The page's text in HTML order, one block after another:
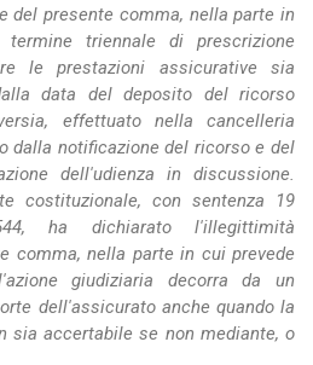
presente comma, nella parte in
triennale di prescrizione
le prestazioni assicurative sia
data del deposito del ricorso
effettuato nella cancelleria
dalla notificazione del ricorso e del
dell'udienza in discussione.
costituzionale, con sentenza 19
ha dichiarato l'illegittimità
comma, nella parte in cui prevede
giudiziaria decorra da un
dell'assicurato anche quando la
sia accertabile se non mediante, o